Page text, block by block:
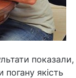
якість